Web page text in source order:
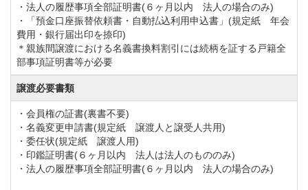
・法人の履歴事項全部証明書(６ヶ月以内 法人の場合のみ)
・「預金口座振替依頼書・自動払込利用申込書」(規定紙 年会
費用・銀行届出印を捺印)
＊親族間譲渡における名義書換料割引には続柄を証する戸籍全
部事項証明書等が必要
譲渡必要書類
・会員権の証書(裏書不要)
・名義変更申請書(規定紙 譲渡人と譲受人共用)
・委任状(規定紙 譲渡人用)
・印鑑証明書(６ヶ月以内 法人は法人のもののみ)
・法人の履歴事項全部証明書(６ヶ月以内 法人の場合のみ)